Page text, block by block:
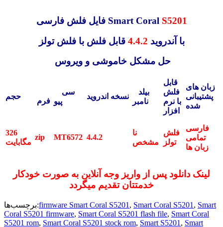
فایل فلش فارسی Smart Coral S5201
با آندروید 4.4.2 قابل فلش با فلش تولز
حل مشکل خاموشی و ویروس
حجم
فرم پیو
نسخه اندروید
نامبر
قابل
فلش
با نرم
افزار
زبان های
پشتیبانی
شده
326
مگابایت
zip MT6572 4.4.2
نا
مشخص
فلش
تولز
فارسی
تمامی
زبان ها
لینک دانلود پس از واریز وجه آنلاین به صورت خودکار
خدمتتان تقدیم میگردد
برچسب‌ها:firmware Smart Coral S5201 , Smart Coral S5201 , Smart
Coral S5201 firmware, Smart Coral S5201 flash file, Smart Coral
S5201 rom, Smart Coral S5201 stock rom, Smart S5201 , Smart